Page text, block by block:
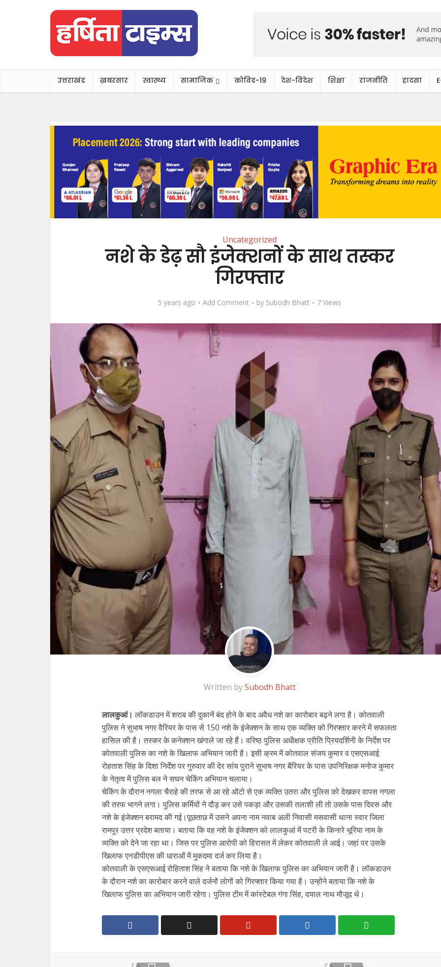
उत्तराखंड ख़बरसार स्वास्थ्य सामाजिक कोविड-19 देश-विदेश शिक्षा राजनीति हादसा
Uncategorized
नशे के डेढ़ सौ इंजेक्शनों के साथ तस्कर
गिरफ्तार
5 years ago Add Comment by Subodh Bhatt 7 Views
Written bySubodh Bhatt
लालकुआं। लॉकडाउन में शराब की दुकानें बंद होने के बाद अवैध नशे का कारोबार बढ़ने लगा है। कोतवाली
पुलिस ने सुभाष नगर वैरियर के पास से 150 नशे के इंजेक्शन के साथ एक व्यक्ति को गिरफ्तार करने में सफलता
हासिल की है। तस्कर के कनेक्शन खंगाले जा रहे हैं। वरिष्ठ पुलिस अधीक्षक प्रीति प्रियदर्शिनी के निर्देश पर
कोतवाली पुलिस का नशे के खिलाफ अभियान जारी है। इसी क्रम में कोतवाल संजय कुमार व एसएसआई
रोहताश सिंह के दिशा निर्देश पर गुरुवार की देर सांय पुराने सुभाष नगर बैरियर के पास उपनिरिक्षक मनोज कुमार
के नेतृत्व में पुलिस बल ने सघन चेकिंग अभियान चलाया।
चेकिंग के दौरान नगला चैराहे की तरफ से आ रहे ऑटो से एक व्यक्ति उतरा और पुलिस को देखकर वापस नगला
की तरफ भागने लगा। पुलिस कर्मियों ने दौड़ कर उसे पकड़ा और उसकी तलाशी ली तो उसके पास दिवस और
नशे के इंजेक्शन बरामद की गई।पूछताछ में उसने अपना नाम नवाब अली निवासी मसवासी थाना स्वार जिला
रामपुर उत्तर प्रदेश बताया। बताया कि वह नशे के इंजेक्शन को लालकुआं में पटरी के किनारे भूरिया नाम के
व्यक्ति को देने जा रहा था। जिस पर पुलिस आरोपी को हिरासत में लेकर कोतवाली ले आई। जहां पर उसके
खिलाफ एनडीपीएस की धाराओं में मुकदमा दर्ज कर लिया है।
कोतवाली के एसएसआई रोहिताश सिंह ने बताया कि नशे के खिलाफ पुलिस का अभियान जारी है। लॉकडाउन
के दौरान नशे का कारोबार करने वाले दर्जनों लोगों को गिरफ्तार किया गया है। उन्होंने बताया कि नशे के
खिलाफ पुलिस का अभियान जारी रहेगा। पुलिस टीम में कांस्टेबल गंगा सिंह, दयाल नाथ मौजूद थे।